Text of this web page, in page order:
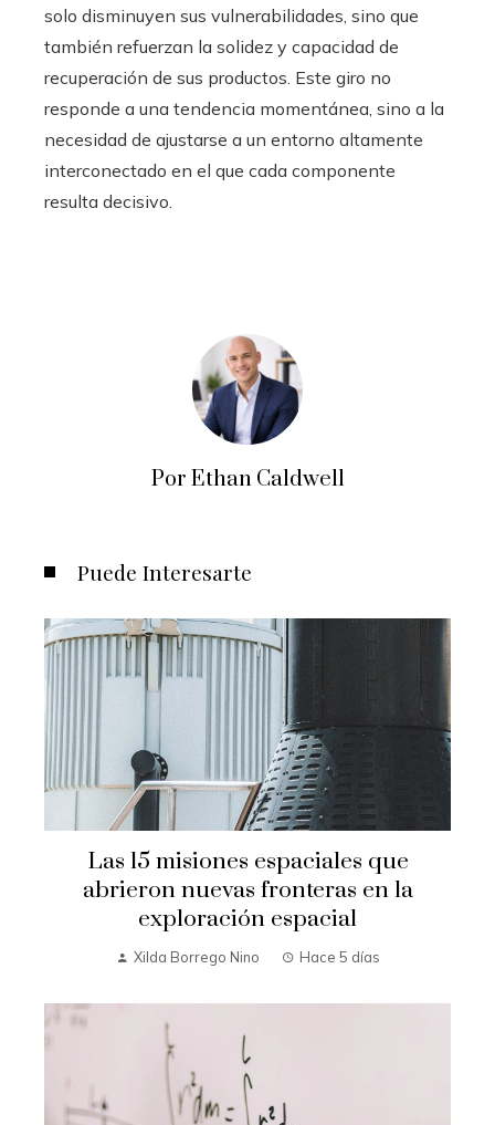
solo disminuyen sus vulnerabilidades, sino que
también refuerzan la solidez y capacidad de
recuperación de sus productos. Este giro no
responde a una tendencia momentánea, sino a la
necesidad de ajustarse a un entorno altamente
interconectado en el que cada componente
resulta decisivo.
Por Ethan Caldwell
Puede Interesarte
Las 15 misiones espaciales que
abrieron nuevas fronteras en la
exploración espacial
Xilda Borrego Nino Hace 5 días